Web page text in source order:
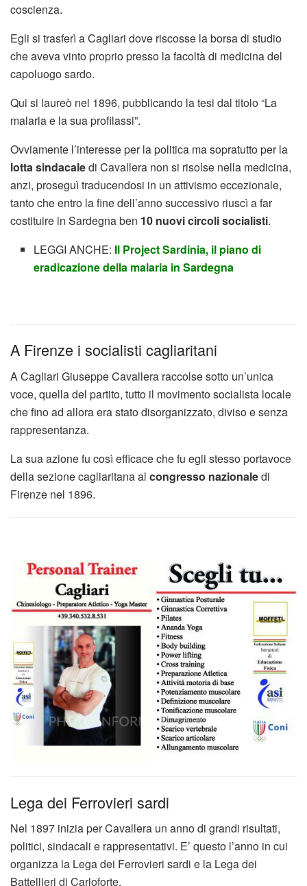
coscienza.
Egli si trasferì a Cagliari dove riscosse la borsa di studio
che aveva vinto proprio presso la facoltà di medicina del
capoluogo sardo.
Qui si laureò nel 1896, pubblicando la tesi dal titolo “La
malaria e la sua profilassi”.
Ovviamente l’interesse per la politica ma sopratutto per la
lotta sindacaledi Cavallera non si risolse nella medicina,
anzi, proseguì traducendosi in un attivismo eccezionale,
tanto che entro la fine dell’anno successivo riuscì a far
costituire in Sardegna ben 10 nuovi circoli socialisti.
LEGGI ANCHE: Il Project Sardinia, il piano di
eradicazione della malaria in Sardegna
A Firenze i socialisti cagliaritani
A Cagliari Giuseppe Cavallera raccolse sotto un’unica
voce, quella del partito, tutto il movimento socialista locale
che fino ad allora era stato disorganizzato, diviso e senza
rappresentanza.
La sua azione fu così efficace che fu egli stesso portavoce
della sezione cagliaritana al congresso nazionaledi
Firenze nel 1896.
Lega dei Ferrovieri sardi
Nel 1897 inizia per Cavallera un anno di grandi risultati,
politici, sindacali e rappresentativi. E’ questo l’anno in cui
organizza la Lega dei Ferrovieri sardi e la Lega dei
Battellieri di Carloforte.